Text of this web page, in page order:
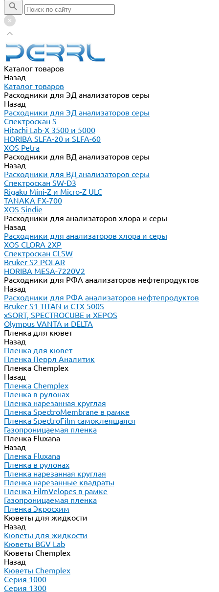
Каталог товаров
Назад
Каталог товаров
Расходники для ЭД анализаторов серы
Назад
Расходники для ЭД анализаторов серы
Спектроскан S
Hitachi Lab-X 3500 и 5000
HORIBA SLFA-20 и SLFA-60
XOS Petra
Расходники для ВД анализаторов серы
Назад
Расходники для ВД анализаторов серы
Спектроскан SW-D3
Rigaku Mini-Z и Micro-Z ULC
TANAKA FX-700
XOS Sindie
Расходники для анализаторов хлора и серы
Назад
Расходники для анализаторов хлора и серы
XOS CLORA 2XP
Спектроскан CLSW
Bruker S2 POLAR
HORIBA MESA-7220V2
Расходники для РФА анализаторов нефтепродуктов
Назад
Расходники для РФА анализаторов нефтепродуктов
Bruker S1 TITAN и CTX 500S
xSORT, SPECTROCUBE и XEPOS
Olympus VANTA и DELTA
Пленка для кювет
Назад
Пленка для кювет
Пленка Перрл Аналитик
Пленка Chemplex
Назад
Пленка Chemplex
Пленка в рулонах
Пленка нарезанная круглая
Пленка SpectroMembrane в рамке
Пленка SpectroFilm самоклеящаяся
Газопроницаемая пленка
Пленка Fluxana
Назад
Пленка Fluxana
Пленка в рулонах
Пленка нарезанная круглая
Пленка нарезанные квадраты
Пленка FilmVelopes в рамке
Газопроницаемая пленка
Пленка Экросхим
Кюветы для жидкости
Назад
Кюветы для жидкости
Кюветы BGV Lab
Кюветы Chemplex
Назад
Кюветы Chemplex
Серия 1000
Серия 1300